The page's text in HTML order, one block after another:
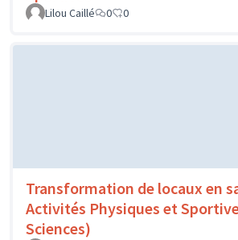
Lilou Caillé 0 0
Transformation de locaux en
Activités Physiques et
Sciences)